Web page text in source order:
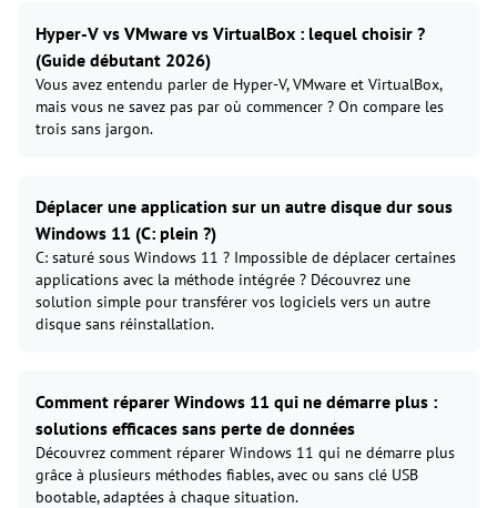
Hyper-V vs VMware vs VirtualBox : lequel choisir ?
(Guide débutant 2026)
Vous avez entendu parler de Hyper-V, VMware et VirtualBox,
mais vous ne savez pas par où commencer ? On compare les
trois sans jargon.
Déplacer une application sur un autre disque dur sous
Windows 11 (C: plein ?)
C: saturé sous Windows 11 ? Impossible de déplacer certaines
applications avec la méthode intégrée ? Découvrez une
solution simple pour transférer vos logiciels vers un autre
disque sans réinstallation.
Comment réparer Windows 11 qui ne démarre plus :
solutions efficaces sans perte de données
Découvrez comment réparer Windows 11 qui ne démarre plus
grâce à plusieurs méthodes fiables, avec ou sans clé USB
bootable, adaptées à chaque situation.